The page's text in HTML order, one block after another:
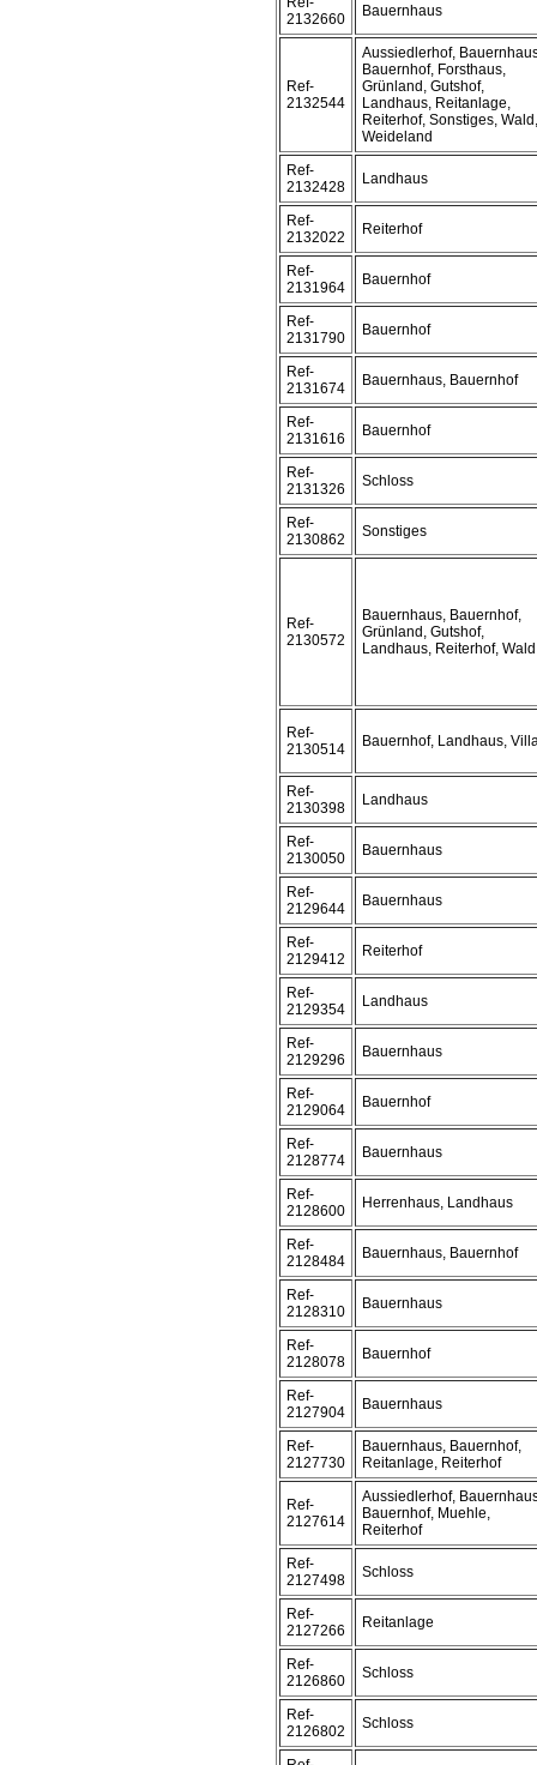
2132660
Bauernhaus
Ref-
2132544
Aussiedlerhof,
Bauernhof, Forsthaus,
Grünland, Gutshof,
Landhaus, Reitanlage,
Reiterhof, Sonstiges, Wald,
Weideland
Ref-
2132428
Landhaus
Ref-
2132022
Reiterhof
Ref-
2131964
Bauernhof
Ref-
2131790
Bauernhof
Ref-
2131674
Bauernhaus, Bauernhof
Ref-
2131616
Bauernhof
Ref-
2131326
Schloss
Ref-
2130862
Sonstiges
Ref-
2130572
Bauernhaus, Bauernhof,
Grünland, Gutshof,
Landhaus, Reiterhof, Wald
Ref-
2130514
Bauernhof, Landhaus,
Ref-
2130398
Landhaus
Ref-
2130050
Bauernhaus
Ref-
2129644
Bauernhaus
Ref-
2129412
Reiterhof
Ref-
2129354
Landhaus
Ref-
2129296
Bauernhaus
Ref-
2129064
Bauernhof
Ref-
2128774
Bauernhaus
Ref-
2128600
Herrenhaus, Landhaus
Ref-
2128484
Bauernhaus, Bauernhof
Ref-
2128310
Bauernhaus
Ref-
2128078
Bauernhof
Ref-
2127904
Bauernhaus
Ref-
2127730
Bauernhaus, Bauernhof,
Reitanlage, Reiterhof
Ref-
2127614
Aussiedlerhof,
Bauernhof, Muehle,
Reiterhof
Ref-
2127498
Schloss
Ref-
2127266
Reitanlage
Ref-
2126860
Schloss
Ref-
2126802
Schloss